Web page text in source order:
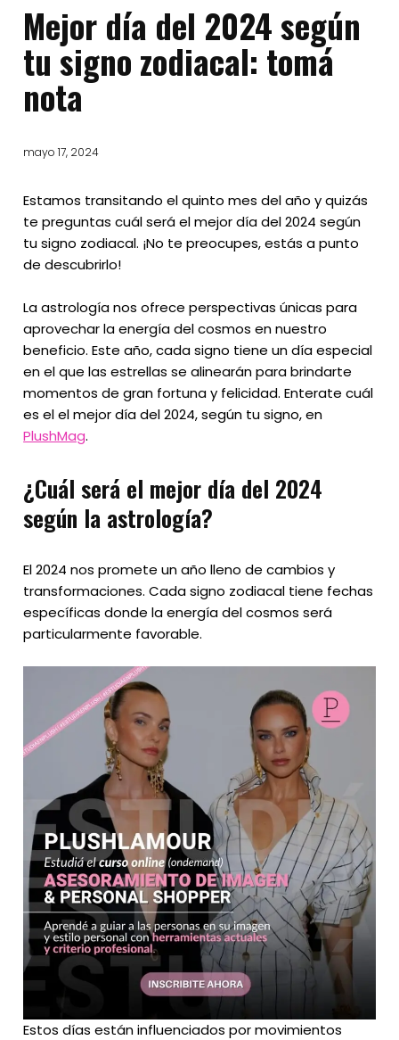
Mejor día del 2024 según
tu signo zodiacal: tomá
nota
mayo 17, 2024
Estamos transitando el quinto mes del año y quizás
te preguntas cuál será el mejor día del 2024 según
tu signo zodiacal. ¡No te preocupes, estás a punto
de descubrirlo!
La astrología nos ofrece perspectivas únicas para
aprovechar la energía del cosmos en nuestro
beneficio. Este año, cada signo tiene un día especial
en el que las estrellas se alinearán para brindarte
momentos de gran fortuna y felicidad. Enterate cuál
es el el mejor día del 2024, según tu signo, en
PlushMag.
¿Cuál será el mejor día del 2024
según la astrología?
El 2024 nos promete un año lleno de cambios y
transformaciones. Cada signo zodiacal tiene fechas
específicas donde la energía del cosmos será
particularmente favorable.
Estos días están influenciados por movimientos